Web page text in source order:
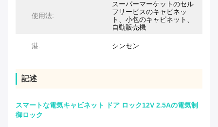
使用法:
スーパーマーケットのセル
フサービスのキャビネッ
ト、小包のキャビネット、
自動販売機
港: シンセン
記述
スマートな電気キャビネット ドア ロック12V 2.5Aの電気制
御ロック